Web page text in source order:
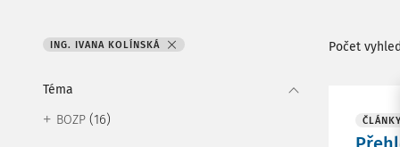
ING. IVANA KOLÍNSKÁ
Téma
BOZP (16)
Počet
ČLÁNKY